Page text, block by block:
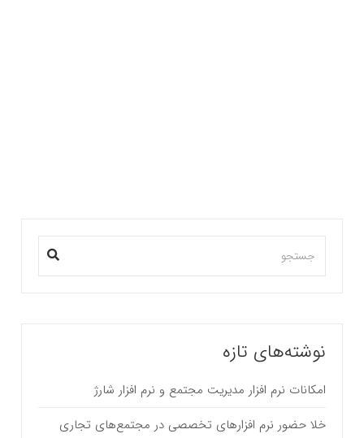
نوشته‌های تازه
امکانات نرم افزار مدیریت مجتمع و نرم افزار شارژ
خلا حضور نرم افزارهای تخصصی در مجتمع‌های تجاری